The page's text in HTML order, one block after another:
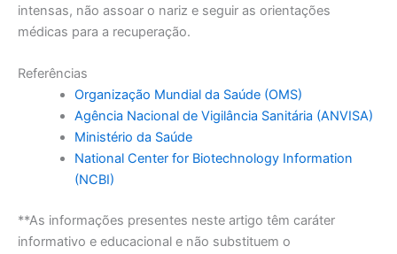
intensas, não assoar o nariz e seguir as orientações
médicas para a recuperação.
Referências
Organização Mundial da Saúde (OMS)
Agência Nacional de Vigilância Sanitária (ANVISA)
Ministério da Saúde
National Center for Biotechnology Information
(NCBI)
**As informações presentes neste artigo têm caráter
informativo e educacional e não substituem o